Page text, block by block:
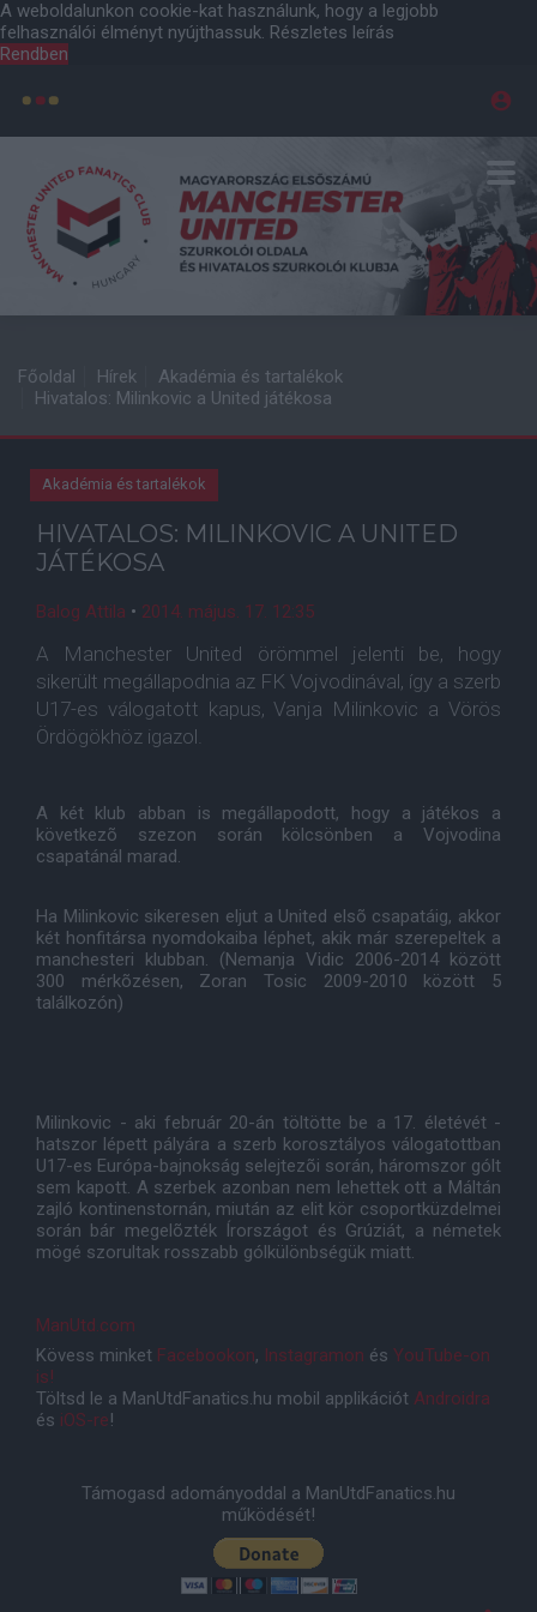
A weboldalunkon cookie-kat használunk, hogy a legjobb
felhasználói élményt nyújthassuk. Részletes leírás
Rendben
Főoldal Hírek
Akadémia és tartalékok
Hivatalos: Milinkovic a United játékosa
Akadémia és tartalékok
HIVATALOS: MILINKOVIC A UNITED
JÁTÉKOSA
Balog Attila • 2014. május. 17. 12:35
A Manchester United örömmel jelenti be, hogy
sikerült megállapodnia az FK Vojvodinával, így a szerb
U17-es válogatott kapus, Vanja Milinkovic a Vörös
Ördögökhöz igazol.
A két klub abban is megállapodott, hogy a játékos a
következõ szezon során kölcsönben a Vojvodina
csapatánál marad.
Ha Milinkovic sikeresen eljut a United elsõ csapatáig, akkor
két honfitársa nyomdokaiba léphet, akik már szerepeltek a
manchesteri klubban. (Nemanja Vidic 2006-2014 között
300 mérkõzésen, Zoran Tosic 2009-2010 között 5
találkozón)
Milinkovic - aki február 20-án töltötte be a 17. életévét -
hatszor lépett pályára a szerb korosztályos válogatottban
U17-es Európa-bajnokság selejtezõi során, háromszor gólt
sem kapott. A szerbek azonban nem lehettek ott a Máltán
zajló kontinenstornán, miután az elit kör csoportküzdelmei
során bár megelõzték Írországot és Grúziát, a németek
mögé szorultak rosszabb gólkülönbségük miatt.
ManUtd.com
Kövess minket Facebookon, Instagramon és YouTube-on
is!
Töltsd le a ManUtdFanatics.hu mobil applikációt Androidra
és iOS-re!
Támogasd adományoddal a ManUtdFanatics.hu
működését!